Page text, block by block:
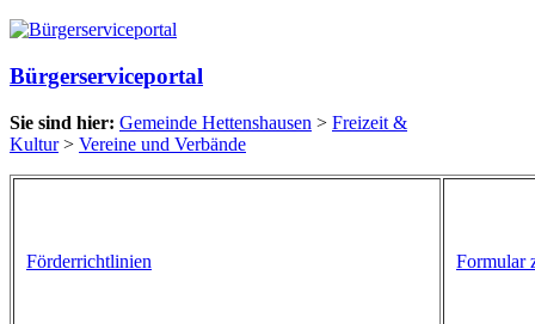
Bürgerserviceportal
Sie sind hier: Gemeinde Hettenshausen > Freizeit &
Kultur> Vereine und Verbände
Förderrichtlinien Formular